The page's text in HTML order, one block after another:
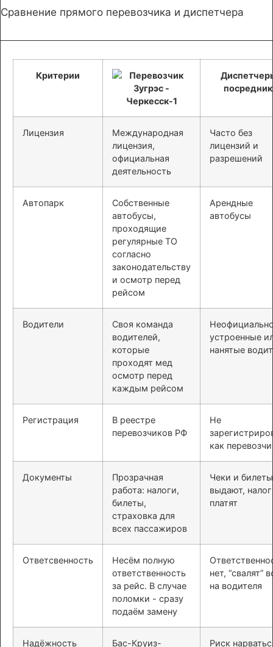
Сравнение прямого перевозчика и диспетчера
Критерии
Лицензия
Международная
лицензия,
официальная
деятельность
Часто без
лицензий и
разрешений
Автопарк
Собственные
автобусы,
проходящие
регулярные ТО
согласно
законодательству
и осмотр перед
рейсом
Арендные
автобусы
Водители
Своя команда
водителей,
которые
проходят мед
осмотр перед
каждым рейсом
устроенные
нанятые
Регистрация
В реестре
перевозчиков РФ
Не
как
Документы
Прозрачная
работа: налоги,
билеты,
страховка для
всех пассажиров
Чеки и
выдают,
платят
Ответсвенность
Несём полную
ответственность
за рейс. В случае
поломки - сразу
подаём замену
нет, “свалят”
на водителя
Надёжность
Бас-Круиз-
Риск